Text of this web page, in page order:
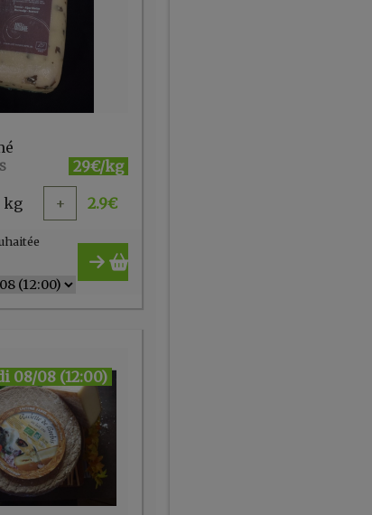
29€/kg
kg + 2.9€
08/08 (12:00)